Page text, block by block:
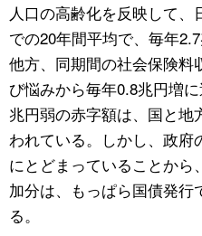
人口の高齢化を反映して、
での20年間平均で、毎年
他方、同期間の社会保険料
び悩みから毎年0.8兆円増
兆円弱の赤字額は、国と地
われている。しかし、政府
にとどまっていることか
加分は、もっぱら国債発
る。